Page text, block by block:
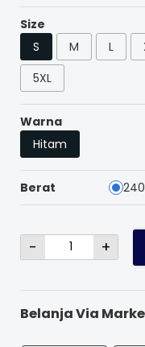
Size
S
M L
5XL
Warna
Hitam
Berat
- +
Belanja Via